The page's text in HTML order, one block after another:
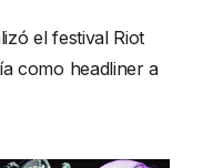
el festival Riot
como headliner a